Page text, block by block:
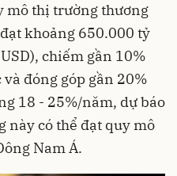
mô thị trường thương
khoảng 650.000 tỷ
chiếm gần 10%
đóng góp gần 20%
18 - 25%/năm, dự báo
này có thể đạt quy mô
Nam Á.